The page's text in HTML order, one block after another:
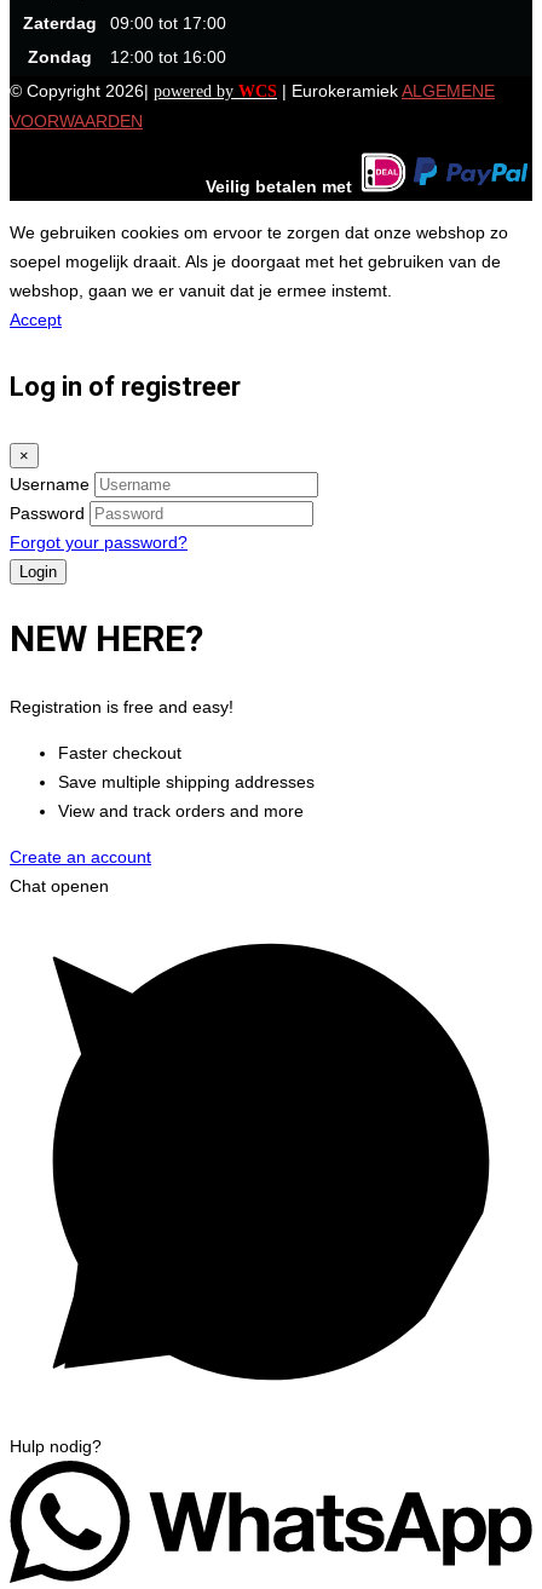
Zaterdag
09:00 tot 17:00
Zondag
12:00 tot 16:00
© Copyright 2026| powered by WCS | EurokeramiekALGEMENE
VOORWAARDEN
Veilig betalen met
We gebruiken cookies om ervoor te zorgen dat onze webshop zo
soepel mogelijk draait. Als je doorgaat met het gebruiken van de
webshop, gaan we er vanuit dat je ermee instemt.
Accept
Log in of registreer
×
Username
Password
Forgot your password?
NEW HERE?
Registration is free and easy!
Faster checkout
Save multiple shipping addresses
View and track orders and more
Create an account
Chat openen
Hulp nodig?